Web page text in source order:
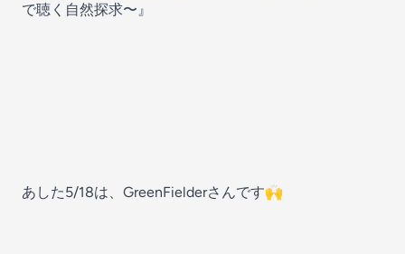
で聴く自然探求〜』
あした5/18は、GreenFielderさんです🙌